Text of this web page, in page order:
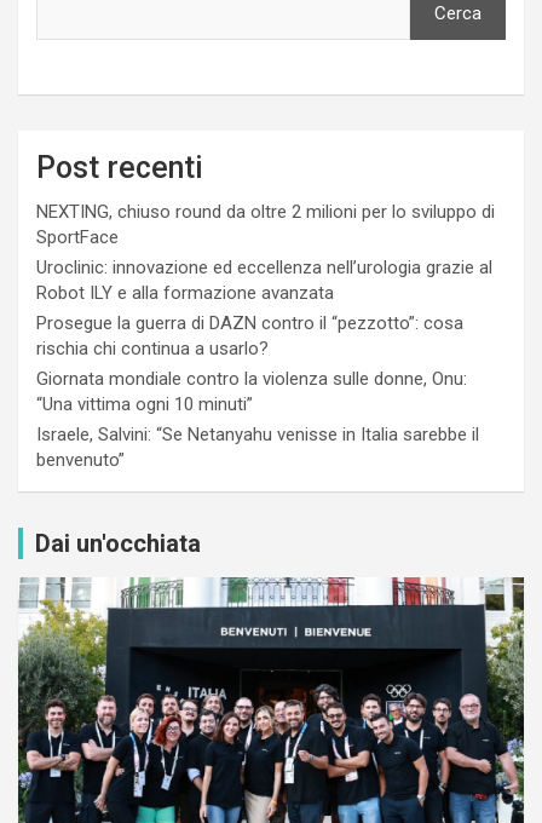
Cerca
Post recenti
NEXTING, chiuso round da oltre 2 milioni per lo sviluppo di
SportFace
Uroclinic: innovazione ed eccellenza nell’urologia grazie al
Robot ILY e alla formazione avanzata
Prosegue la guerra di DAZN contro il “pezzotto”: cosa
rischia chi continua a usarlo?
Giornata mondiale contro la violenza sulle donne, Onu:
“Una vittima ogni 10 minuti”
Israele, Salvini: “Se Netanyahu venisse in Italia sarebbe il
benvenuto”
Dai un'occhiata